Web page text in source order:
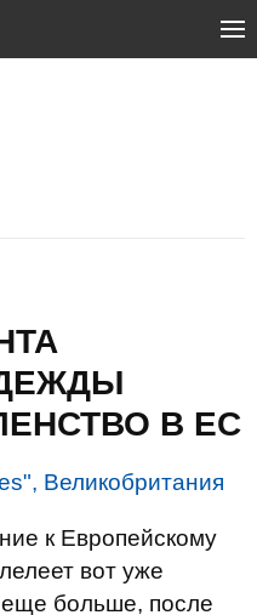
В ЕС
Великобритания
к Европейскому
вот уже
еще больше, после